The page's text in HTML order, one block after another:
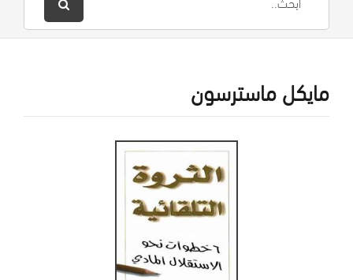
مايكل ماسترسون